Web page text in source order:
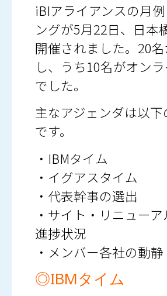
iBIアライアンスの月
ングが5月22日、日本
開催されました。20
し、うち10名がオン
でした。
主なアジェンダは以下
です。
・IBMタイム
・イグアスタイム
・代表幹事の選出
・サイト・リニュー
進捗状況
・メンバー各社の動静
◎IBMタイム